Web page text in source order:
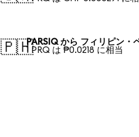
🇵🇭PARSIQ から フィリピン・
1 PRQ は ₱0.0218 に相当